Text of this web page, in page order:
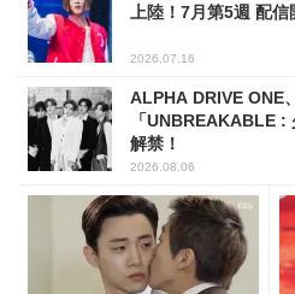
上陸！7月第5週 配
2026.07.16
ALPHA DRIVE ONE
「UNBREAKABLE
解禁！
2026.08.06